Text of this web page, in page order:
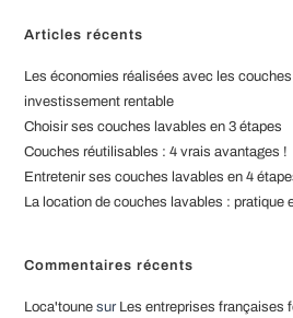
t
v
e
Articles récents
Les économies réalisées avec les
investissement rentable
Choisir ses couches lavables en 3 étapes
Couches réutilisables : 4 vrais avantages !
Entretenir ses couches lavables en 4
La location de couches lavables : pratique
Commentaires récents
Loca'toune sur Les entreprises françaises